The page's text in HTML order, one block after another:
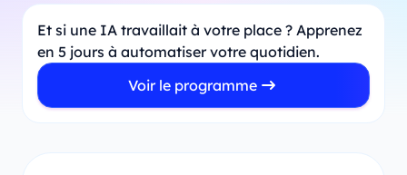
Et si une IA travaillait à votre place ? Apprenez
en 5 jours à automatiser votre quotidien.
Voir le programme